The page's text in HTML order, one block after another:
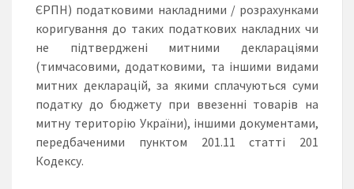
ЄРПН) податковими накладними / розрахунками
коригування до таких податкових накладних чи
не підтверджені митними деклараціями
(тимчасовими, додатковими, та іншими видами
митних декларацій, за якими сплачуються суми
податку до бюджету при ввезенні товарів на
митну територію України), іншими документами,
передбаченими пунктом 201.11 статті 201
Кодексу.